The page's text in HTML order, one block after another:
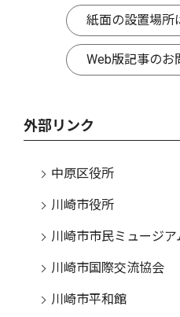
紙面の設置場所
Web版記事のお
外部リンク
中原区役所
川崎市役所
川崎市市民ミュージア
川崎市国際交流協会
川崎市平和館